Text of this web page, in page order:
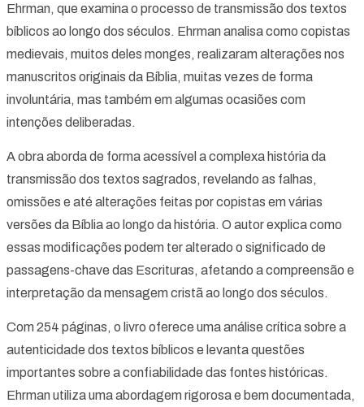
Ehrman, que examina o processo de transmissão dos textos
bíblicos ao longo dos séculos. Ehrman analisa como copistas
medievais, muitos deles monges, realizaram alterações nos
manuscritos originais da Bíblia, muitas vezes de forma
involuntária, mas também em algumas ocasiões com
intenções deliberadas.
A obra aborda de forma acessível a complexa história da
transmissão dos textos sagrados, revelando as falhas,
omissões e até alterações feitas por copistas em várias
versões da Bíblia ao longo da história. O autor explica como
essas modificações podem ter alterado o significado de
passagens-chave das Escrituras, afetando a compreensão e
interpretação da mensagem cristã ao longo dos séculos.
Com 254 páginas, o livro oferece uma análise crítica sobre a
autenticidade dos textos bíblicos e levanta questões
importantes sobre a confiabilidade das fontes históricas.
Ehrman utiliza uma abordagem rigorosa e bem documentada,